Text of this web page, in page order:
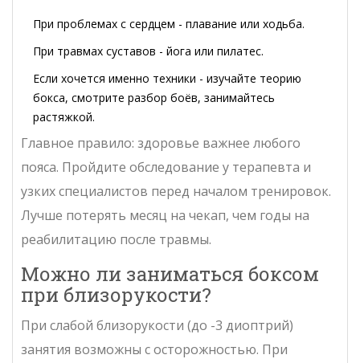
При проблемах с сердцем - плавание или ходьба.
При травмах суставов - йога или пилатес.
Если хочется именно техники - изучайте теорию
бокса, смотрите разбор боёв, занимайтесь
растяжкой.
Главное правило: здоровье важнее любого
пояса. Пройдите обследование у терапевта и
узких специалистов перед началом тренировок.
Лучше потерять месяц на чекап, чем годы на
реабилитацию после травмы.
Можно ли заниматься боксом
при близорукости?
При слабой близорукости (до -3 диоптрий)
занятия возможны с осторожностью. При